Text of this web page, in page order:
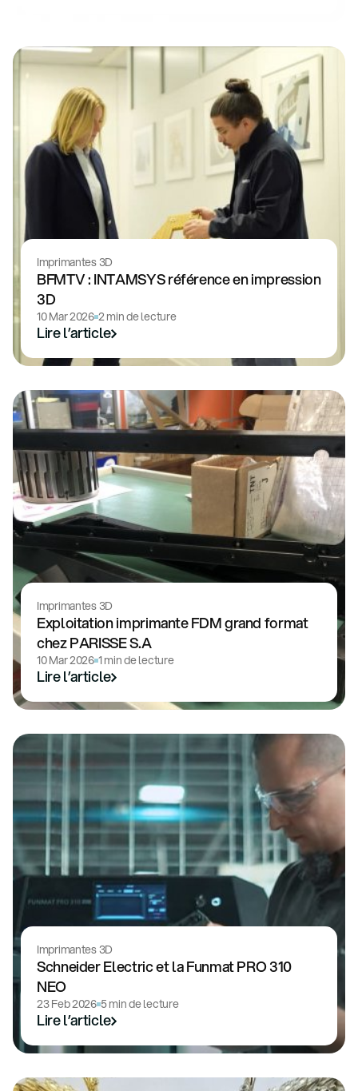
Imprimantes 3D
BFMTV : INTAMSYS référence en impression
3D
10 Mar 2026 2 min de lecture
Lire l’article
Imprimantes 3D
Exploitation imprimante FDM grand format
chez PARISSE S.A
10 Mar 2026 1 min de lecture
Lire l’article
Imprimantes 3D
Schneider Electric et la Funmat PRO 310
NEO
23 Feb 2026 5 min de lecture
Lire l’article